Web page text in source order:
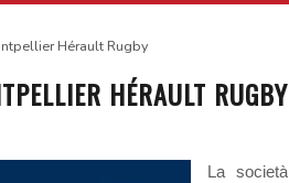
Hérault Rugby
HÉRAULT RUGBY
La società